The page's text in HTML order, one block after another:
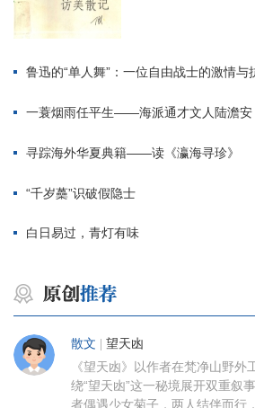
鲁迅的“单人舞”：一位自由战士的激情与
一蓑烟雨任平生——海派通才文人陆澹安
寻踪海外华夏典籍——读《瀛海寻珍》
“千岁蘽”识破假隐士
白日易过，青灯有味
散文 | 望天凼
《望天凼》以作者在梵净山野外
绕“望天凼”这一秘境展开双重叙
者偶遇少女菊子，两人结伴而行